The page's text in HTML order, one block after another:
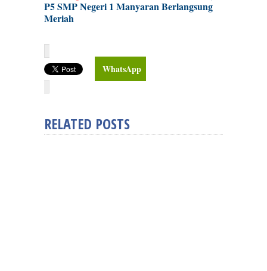
P5 SMP Negeri 1 Manyaran Berlangsung
Meriah
WhatsApp
RELATED POSTS